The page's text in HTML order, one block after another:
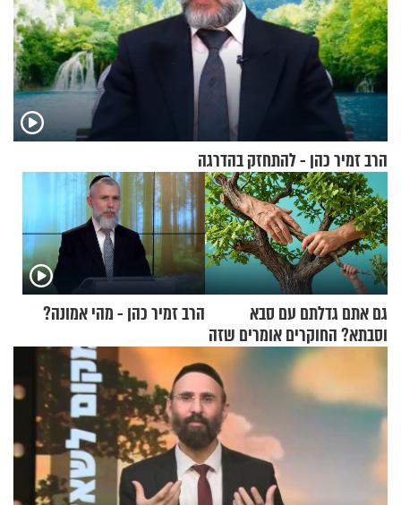
הרב זמיר כהן - להתחזק בהדרגה
גם אתם גדלתם עם סבא
וסבתא? החוקרים אומרים שזה
מתכון מנצח
הרב זמיר כהן - מהי אמונה?